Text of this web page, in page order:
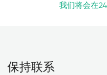
我们将会在
保持联系